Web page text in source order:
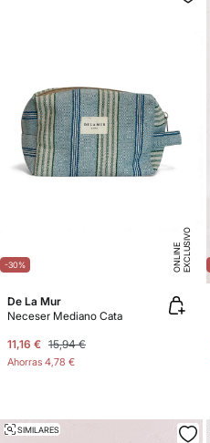
-30% E
X
C
L
U
SI
V
O
O
N
LI
N
E
De La Mur
Neceser Mediano Cata
11,16 € 15,94 €
Ahorras 4,78 €
SIMILARES